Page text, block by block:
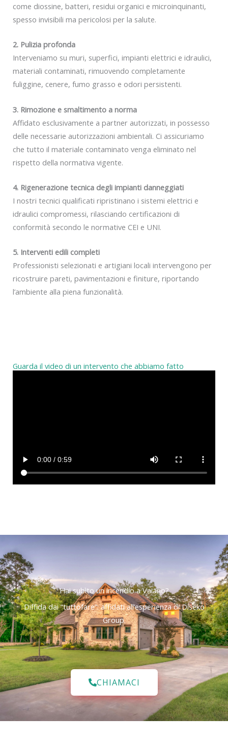
come diossine, batteri, residui organici e microinquinanti,
spesso invisibili ma pericolosi per la salute.
2. Pulizia profonda
Interveniamo su muri, superfici, impianti elettrici e idraulici,
materiali contaminati, rimuovendo completamente
fuliggine, cenere, fumo grasso e odori persistenti.
3. Rimozione e smaltimento a norma
Affidato esclusivamente a partner autorizzati, in possesso
delle necessarie autorizzazioni ambientali. Ci assicuriamo
che tutto il materiale contaminato venga eliminato nel
rispetto della normativa vigente.
4. Rigenerazione tecnica degli impianti danneggiati
I nostri tecnici qualificati ripristinano i sistemi elettrici e
idraulici compromessi, rilasciando certificazioni di
conformità secondo le normative CEI e UNI.
5. Interventi edili completi
Professionisti selezionati e artigiani locali intervengono per
ricostruire pareti, pavimentazioni e finiture, riportando
l’ambiente alla piena funzionalità.
Guarda il video di un intervento che abbiamo fatto
Hai subìto un incendio a Vaiano?
Diffida dai “tuttofare”: affidati all’esperienza di Diseko
Group.
CHIAMACI